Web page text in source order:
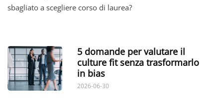
sbagliato a scegliere corso di laurea?
5 domande per valutare il
culture fit senza trasformarlo
in bias
2026-06-30